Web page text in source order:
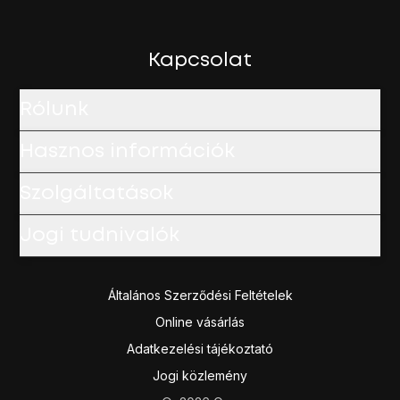
Kapcsolat
Általános Szerződési Feltételek
Online vásárlás
Adatkezelési tájékoztató
Jogi közlemény